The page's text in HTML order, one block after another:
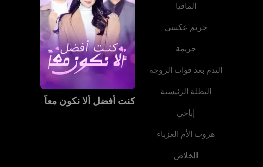
المافيا
حريم عكسي
جريمة
الندم بعد فوات الزوجة
البطلة الرئيسية
إباحي
هروب الأم العزباء
الخلاص
كنت أفضل ألا نكون معاً